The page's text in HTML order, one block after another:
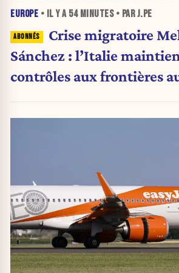
EUROPE • IL Y A 54 MINUTES• PAR J.PE
Crise migratoire
Sánchez : l’Italie
contrôles aux frontières